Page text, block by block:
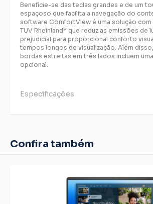
Beneficie-se das teclas grandes e de um
espaçoso que facilita a navegação do
software ComfortView é uma solução
TUV Rheinland* que reduz as emissões de
prejudicial para proporcional conforto
tempos longos de visualização. Além
bordas estreitas em três lados incluem uma
opcional.
Especificações
Confira também